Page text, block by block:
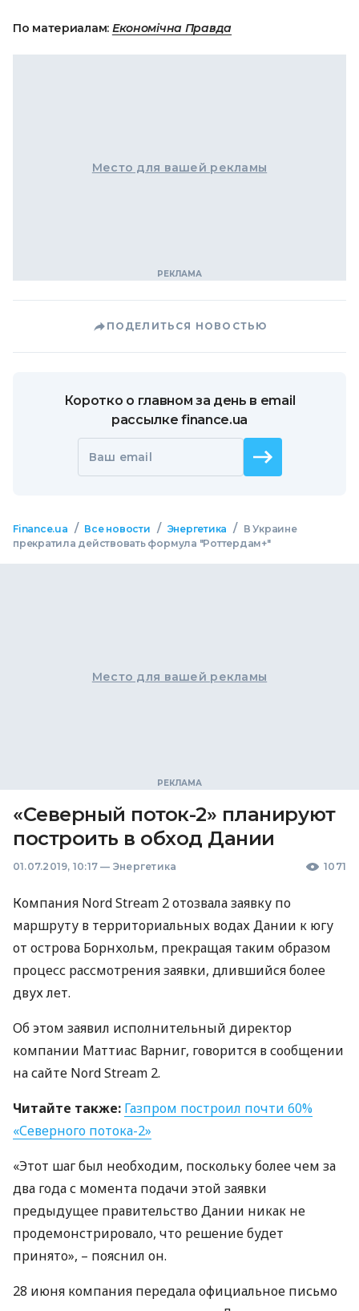
По материалам: Економічна Правда
Место для вашей рекламы
ПОДЕЛИТЬСЯ НОВОСТЬЮ
Коротко о главном за день в email
рассылке finance.ua
Ваш email
Finance.ua / Все новости / Энергетика /
В Украине
прекратила действовать формула "Роттердам+"
Место для вашей рекламы
«Северный поток-2» планируют
построить в обход Дании
01.07.2019, 10:17 — Энергетика 1071
Компания Nord Stream 2 отозвала заявку по
маршруту в территориальных водах Дании к югу
от острова Борнхольм, прекращая таким образом
процесс рассмотрения заявки, длившийся более
двух лет.
Об этом заявил исполнительный директор
компании Маттиас Варниг, говорится в сообщении
на сайте Nord Stream 2.
Читайте также: Газпром построил почти 60%
«Северного потока-2»
«Этот шаг был необходим, поскольку более чем за
два года с момента подачи этой заявки
предыдущее правительство Дании никак не
продемонстрировало, что решение будет
принято», – пояснил он.
28 июня компания передала официальное письмо